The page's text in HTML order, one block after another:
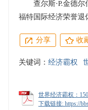
查尔斯·P.金德尔
福特国际经济荣誉退
分享 收
关键词： 经济霸权
世界经济霸权：
下载链接: https://